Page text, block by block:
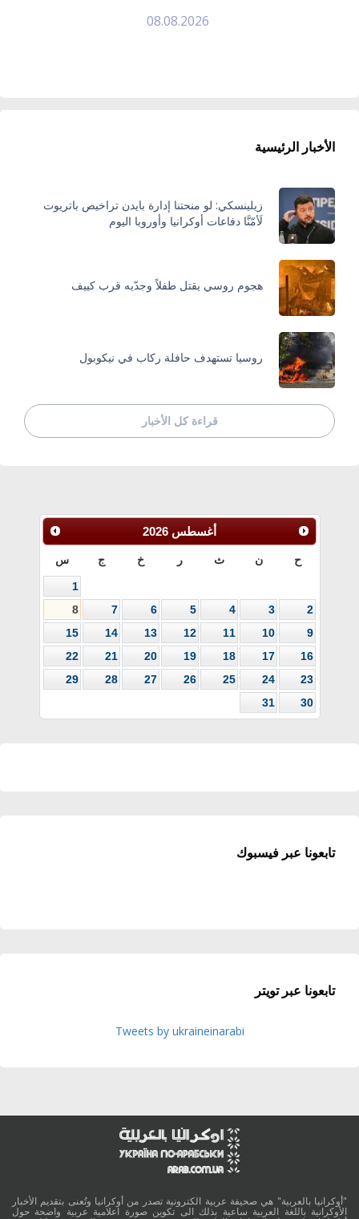
08.08.2026
الأخبار الرئيسية
زيلينسكي: لو منحتنا إدارة بايدن تراخيص باتريوت
لَأمّنَّا دفاعات أوكرانيا وأوروبا اليوم
هجوم روسي يقتل طفلاً وجدّيه قرب كييف
روسيا تستهدف حافلة ركاب في نيكوبول
قراءة كل الأخبار
أغسطس 2026
ح ن ث ر خ ج س
1
2
3
4
5
6
7
8
9
10
11
12
13
14
15
16
17
18
19
20
21
22
23
24
25
26
27
28
29
30
31
تابعونا عبر فيسبوك
تابعونا عبر تويتر
Tweets by ukraineinarabi
"أوكرانيا بالعربية" هي صحيفة عربية الكترونية تصدر من أوكرانيا وتُعنى بتقديم الأخبار
الأوكرانية باللغة العربية ساعية بذلك الى تكوين صورة اعلامية عربية واضحة حول